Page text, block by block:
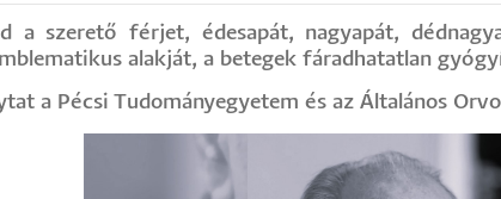
a szerető férjet, édesapát, nagyapát,
alakját, a betegek fáradhatatlan
a Pécsi Tudományegyetem és az Általános